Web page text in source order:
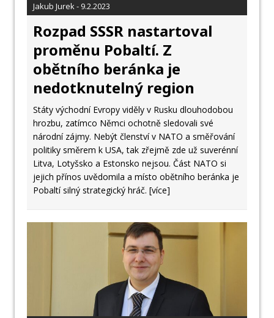
Jakub Jurek - 9.2.2023
Rozpad SSSR nastartoval
proměnu Pobaltí. Z
obětního beránka je
nedotknutelný region
Státy východní Evropy viděly v Rusku dlouhodobou
hrozbu, zatímco Němci ochotně sledovali své
národní zájmy. Nebýt členství v NATO a směřování
politiky směrem k USA, tak zřejmě zde už suverénní
Litva, Lotyšsko a Estonsko nejsou. Část NATO si
jejich přínos uvědomila a místo obětního beránka je
Pobaltí silný strategický hráč. [více]